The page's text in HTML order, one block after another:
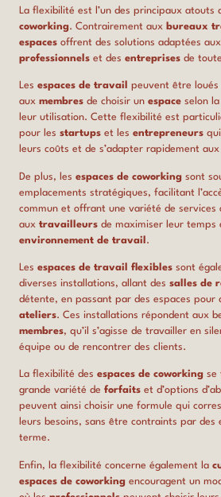
La flexibilité est l’un des principaux atouts
coworking. Contrairement aux bureaux
espaces offrent des solutions adaptées
professionnels et des entreprises de
Les espaces de travail
peuvent être
aux membres de choisir un espace selon
leur utilisation. Cette flexibilité est
pour les startups et les entrepreneurs
leurs coûts et de s’adapter rapidement
De plus, les espaces de coworking sont
emplacements stratégiques, facilitant
commun et offrant une variété de
aux travailleurs de maximiser leur temps
environnement de travail .
Les espaces de travail flexibles sont
diverses installations, allant des salles de
détente, en passant par des espaces pour
ateliers. Ces installations répondent aux
membres, qu’il s’agisse de travailler en
équipe ou de rencontrer des clients.
La flexibilité des espaces de coworking se
grande variété de forfaits et d’options
peuvent ainsi choisir une formule qui
leurs besoins, sans être contraints par des
terme.
Enfin, la flexibilité concerne également la
espaces de coworking encouragent un